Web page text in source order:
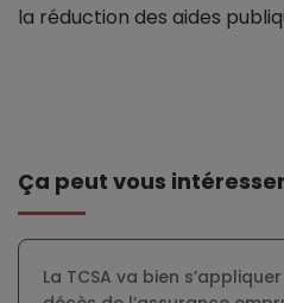
la réduction des aides
Ça peut vous intéresser
La TCSA va bien